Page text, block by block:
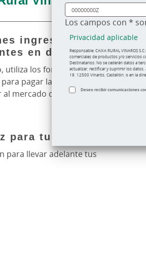
Los campos con *
Privacidad aplicable
Responsable: CAIXA RURAL VINAROS
comerciales de productosy/o servicios
Destinatarios: No se cederándatos a
actualizar, rectificar y suprimir losdatos,
19, 12500 Vinaròs, Castellón, o en la
Deseo recibir comunicaciones
ingresos
en divisa?
utiliza los fondos
pagar las cuotas y
al mercado de divisas.
para tus proyectos
para llevar adelante tus